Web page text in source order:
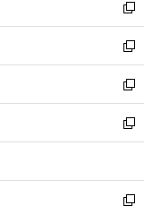
く
で
開
く
ド
ウ
で
開
く
ィ
ン
ド
ウ
で
開
く
い
ウ
ィ
ン
ド
ウ
で
開
新
し
い
ウ
ィ
ン
ド
ウ
開
く
新
し
い
ウ
ィ
ン
ウ
で
新
し
い
ウ
ン
ド
新
し
ウ
ィ
新